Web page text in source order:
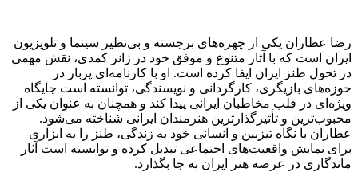
رضا عطاران یکی از چهره‌های برجسته و بی‌نظیر سینما و تلویزیون
ایران است که با آثار متنوع و موفق خود در ژانر کمدی، نقش مهمی
در تحول طنز ایران ایفا کرده است. او با کارنامه‌ای پربار در
حوزه‌های بازیگری، کارگردانی و نویسندگی، توانسته است جایگاه
ویژه‌ای در قلب مخاطبان ایرانی پیدا کند و همچنان به عنوان یکی از
محبوب‌ترین و تأثیرگذارترین هنرمندان ایرانی شناخته می‌شود.
عطاران با نگاه تیزبین و انسانی خود به زندگی، طنز را به ابزاری
برای نمایش واقعیت‌های اجتماعی تبدیل کرده و توانسته است آثار
ماندگاری در عرصه هنر ایران به جا بگذارد.